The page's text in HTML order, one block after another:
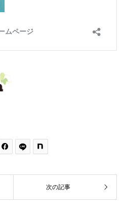

次の記事